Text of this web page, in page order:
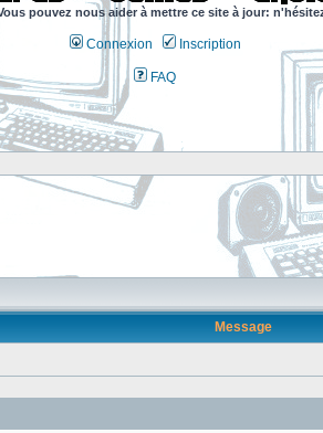
pouvez nous aider à mettre ce site à jour:
Connexion Inscription
FAQ
Message